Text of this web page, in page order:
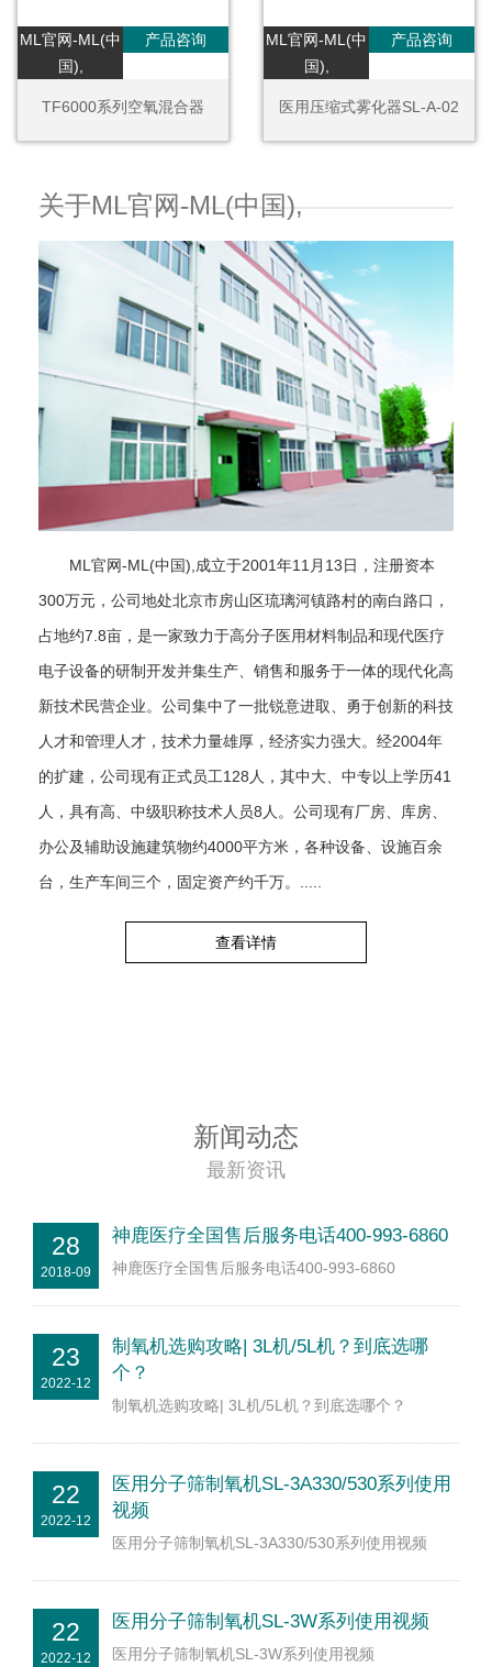
ML官网-ML(中
国),
产品咨询
TF6000系列空氧混合器
ML官网-ML(中
国),
产品咨询
医用压缩式雾化器SL-A-02
关于ML官网-ML(中国),
ML官网-ML(中国),成立于2001年11月13日，注册资本
300万元，公司地处北京市房山区琉璃河镇路村的南白路口，
占地约7.8亩，是一家致力于高分子医用材料制品和现代医疗
电子设备的研制开发并集生产、销售和服务于一体的现代化高
新技术民营企业。公司集中了一批锐意进取、勇于创新的科技
人才和管理人才，技术力量雄厚，经济实力强大。经2004年
的扩建，公司现有正式员工128人，其中大、中专以上学历41
人，具有高、中级职称技术人员8人。公司现有厂房、库房、
办公及辅助设施建筑物约4000平方米，各种设备、设施百余
台，生产车间三个，固定资产约千万。.....
查看详情
新闻动态
最新资讯
28
2018-09
神鹿医疗全国售后服务电话400-993-6860
神鹿医疗全国售后服务电话400-993-6860
23
2022-12
制氧机选购攻略| 3L机/5L机？到底选哪
个？
制氧机选购攻略| 3L机/5L机？到底选哪个？
22
2022-12
医用分子筛制氧机SL-3A330/530系列使用
视频
医用分子筛制氧机SL-3A330/530系列使用视频
22
2022-12
医用分子筛制氧机SL-3W系列使用视频
医用分子筛制氧机SL-3W系列使用视频